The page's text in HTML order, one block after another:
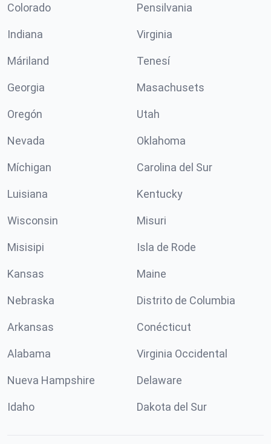
Colorado Pensilvania
Indiana Virginia
Máriland Tenesí
Georgia Masachusets
Oregón Utah
Nevada Oklahoma
Míchigan Carolina del Sur
Luisiana Kentucky
Wisconsin Misuri
Misisipi Isla de Rode
Kansas Maine
Nebraska Distrito de Columbia
Arkansas Conécticut
Alabama Virginia Occidental
Nueva Hampshire Delaware
Idaho Dakota del Sur